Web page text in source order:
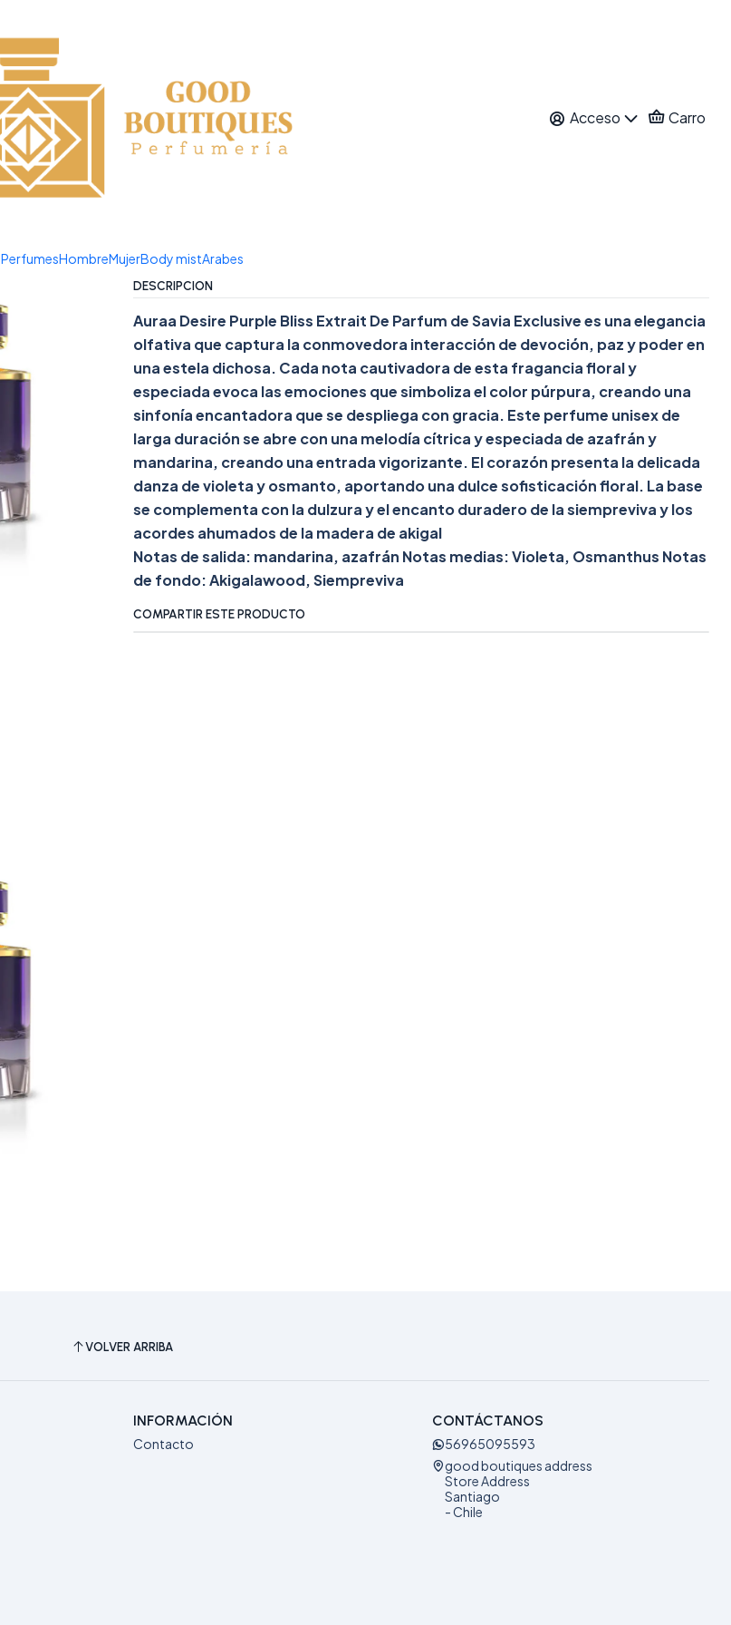
Acceso Carro
PerfumesHombreMujerBody mistArabes
AURAA DESIRE PURPLE BLISS
EXTRAIT DE PARFUM 100 ML
DESCRIPCIÓN
Auraa Desire Purple Bliss Extrait De Parfum de Savia Exclusive es una elegancia
olfativa que captura la conmovedora interacción de devoción, paz y poder en
una estela dichosa. Cada nota cautivadora de esta fragancia floral y
especiada evoca las emociones que simboliza el color púrpura, creando una
sinfonía encantadora que se despliega con gracia. Este perfume unisex de
larga duración se abre con una melodía cítrica y especiada de azafrán y
mandarina, creando una entrada vigorizante. El corazón presenta la delicada
danza de violeta y osmanto, aportando una dulce sofisticación floral. La base
se complementa con la dulzura y el encanto duradero de la siempreviva y los
acordes ahumados de la madera de akigal
Notas de salida: mandarina, azafrán Notas medias: Violeta, Osmanthus Notas
de fondo: Akigalawood, Siempreviva
COMPARTIR ESTE PRODUCTO
VOLVER ARRIBA
INFORMACIÓN
Contacto
CONTÁCTANOS
56965095593
good boutiques address
Store Address
Santiago
- Chile